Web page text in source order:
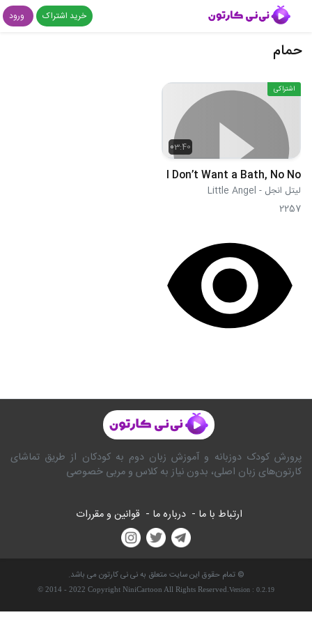
خرید اشتراک ورود
حمام
03:40
اشتراکی
I Don’t Want a Bath, No No
لیتل انجل - Little Angel
2257
پرورش کودک دوزبانه و آموزش زبان دوم به کودکان از طریق تماشای
کارتون‌های زبان اصلی، بدون نیاز به کلاس و مربی خصوصی
ارتباط با ما - درباره ما - قوانین و مقررات
© تمام حقوق این سایت متعلق به نی نی کارتون می باشد.
© 2014 - 2022 Copyright NiniCartoon All Rights Reserved. Version : 0.2.19